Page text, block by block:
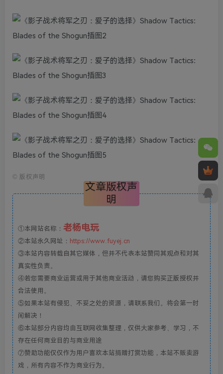
© 版权声明
文章版权声
明
①本网站名称： 老杨电玩
②本站永久网址： https://www.fuyej.cn
③本站内容转载自其它媒体，但并不代表本站赞同其观点和对其
真实性负责。
④若您需要商业运营或用于其他商业活动，请您购买正版授权并
合法使用。
⑤如果本站有侵犯、不妥之处的资源，请联系我们。将会第一时
间解决！
⑥本站部分内容均由互联网收集整理，仅供大家参考、学习，不
存在任何商业目的与商业用途
⑦赞助功能仅仅作为用户喜欢本站捐赠打赏功能，本站不贩卖游
戏，所有内容不作为商业行为。